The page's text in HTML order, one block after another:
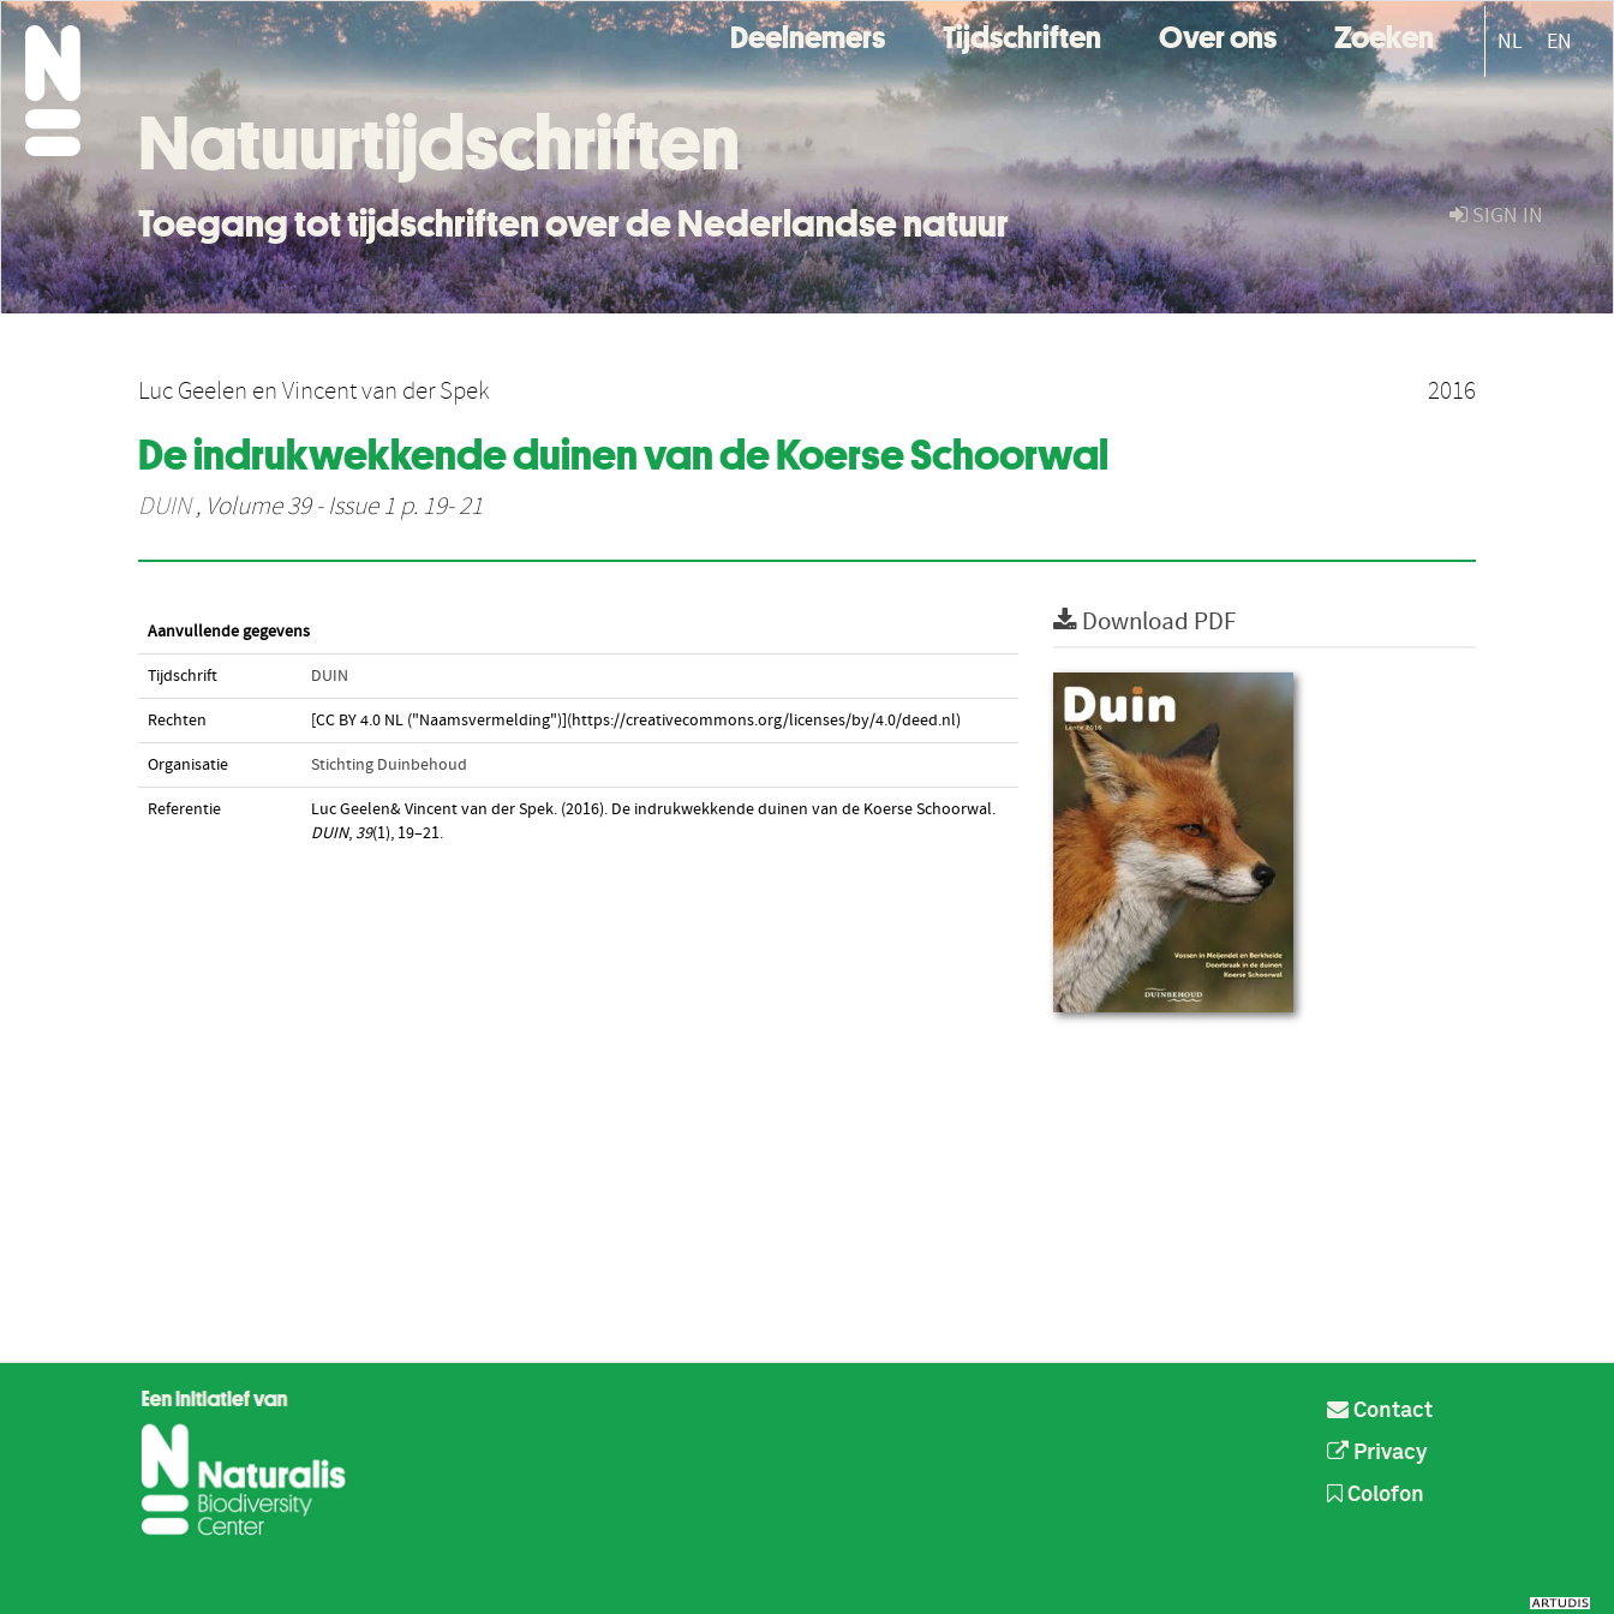
Deelnemers Tijdschriften Over ons Zoeken NL EN
SIGN IN
Natuurtijdschriften
Toegang tot tijdschriften over de Nederlandse natuur
Luc Geelen en Vincent van der Spek 2016
De indrukwekkende duinen van de Koerse Schoorwal
DUIN, Volume 39 - Issue 1 p. 19- 21
Aanvullende gegevens
Tijdschrift DUIN
Rechten [CC BY 4.0 NL ("Naamsvermelding")](https://creativecommons.org/licenses/by/4.0/deed.nl)
Organisatie Stichting Duinbehoud
Referentie
Luc Geelen& Vincent van der Spek. (2016). De indrukwekkende duinen van de Koerse Schoorwal.
DUIN, 39(1), 19–21.
Download PDF
Contact
Privacy
Colofon